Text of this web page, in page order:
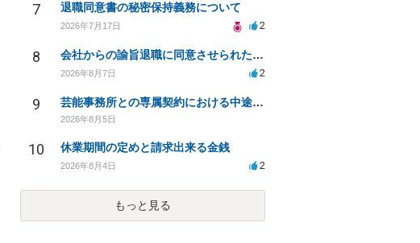
7 退職同意書の秘密保持義務について
2026年7月17日 2
8 会社からの諭旨退職に同意させられたのが正当か不当な処分かどうか教えてほしい
2026年8月7日 2
9 芸能事務所との専属契約における中途解約時の違約金について相談したいです
2026年8月5日
10 休業期間の定めと請求出来る金銭
2026年8月4日 2
もっと見る